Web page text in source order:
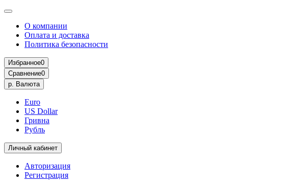
О компании
Оплата и доставка
Политика безопасности
Избранное0
Сравнение0
р. Валюта
Euro
US Dollar
Гривна
Рубль
Личный кабинет
Авторизация
Регистрация